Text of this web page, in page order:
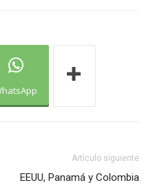
Artículo siguiente
EEUU, Panamá y Colombia